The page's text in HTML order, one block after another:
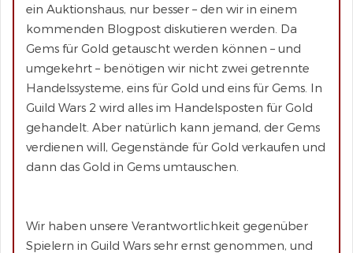
ein Auktionshaus, nur besser – den wir in einem
kommenden Blogpost diskutieren werden. Da
Gems für Gold getauscht werden können – und
umgekehrt – benötigen wir nicht zwei getrennte
Handelssysteme, eins für Gold und eins für Gems. In
Guild Wars 2 wird alles im Handelsposten für Gold
gehandelt. Aber natürlich kann jemand, der Gems
verdienen will, Gegenstände für Gold verkaufen und
dann das Gold in Gems umtauschen.
Wir haben unsere Verantwortlichkeit gegenüber
Spielern in Guild Wars sehr ernst genommen, und